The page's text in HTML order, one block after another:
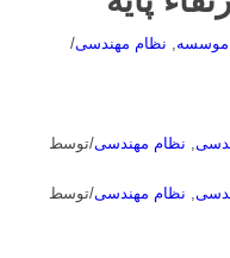
موسسه, نظام مهندسی/
, نظام مهندسی/توسط
, نظام مهندسی/توسط